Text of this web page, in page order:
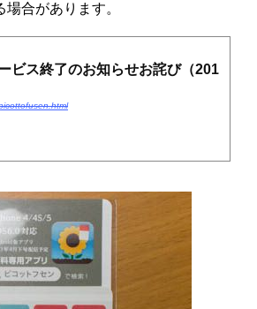
合があります。
ビス終了のお知らせお詫び（201